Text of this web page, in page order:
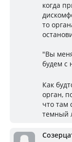
когда
то
"Вы
будем с
Как
орган,
что там
темный